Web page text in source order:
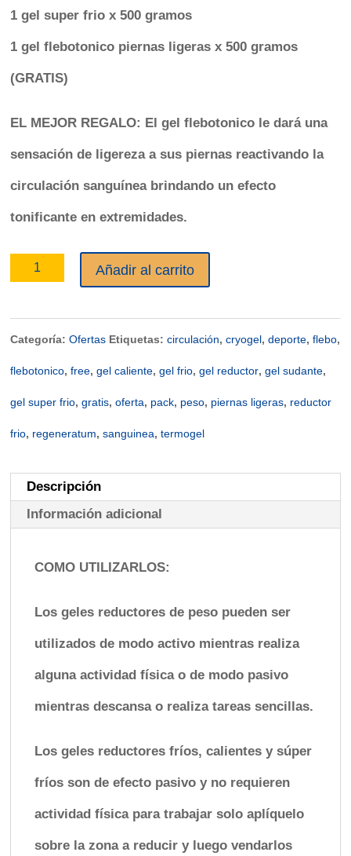
1 gel super frio x 500 gramos
1 gel flebotonico piernas ligeras x 500 gramos
(GRATIS)
EL MEJOR REGALO: El gel flebotonico le dará una
sensación de ligereza a sus piernas reactivando la
circulación sanguínea brindando un efecto
tonificante en extremidades.
PACK
cantidad
Añadir al carrito
Categoría:Ofertas Etiquetas:circulación,cryogel,deporte,flebo,
flebotonico,free,gel caliente,gel frio,gel reductor,gel sudante,
gel super frio,gratis,oferta, pack, peso, piernas ligeras, reductor
frio, regeneratum,sanguinea,termogel
Descripción
Información adicional
COMO UTILIZARLOS:
Los geles reductores de peso pueden ser
utilizados de modo activo mientras realiza
alguna actividad física o de modo pasivo
mientras descansa o realiza tareas sencillas.
Los geles reductores fríos, calientes y súper
fríos son de efecto pasivo y no requieren
actividad física para trabajar solo aplíquelo
sobre la zona a reducir y luego vendarlos